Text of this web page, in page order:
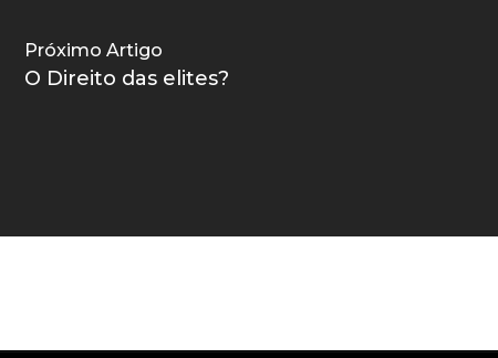
Próximo Artigo
O Direito das elites?